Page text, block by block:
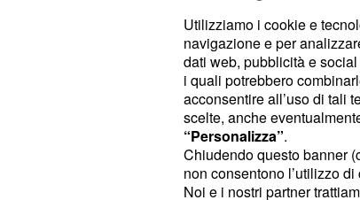
lasceranno andare ai ricordi
assieme. Ben presto ci sarà
coppia Taylor-Eric?
Beautiful,
al 3 aprile 2015
Utilizziamo i cookie e
navigazione e per
dati web, pubblicità e
i quali potrebbero
acconsentire all’uso di tali
scelte, anche
“Personalizza”.
Chiudendo questo banner
non consentono l’utilizzo
Noi e i nostri partner